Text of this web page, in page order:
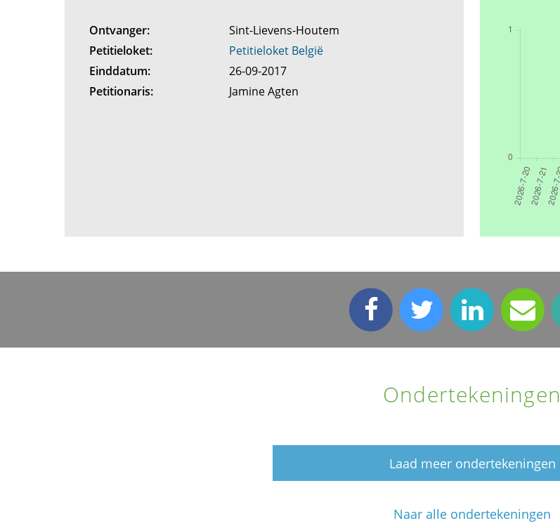
Ontvanger:
Sint-Lievens-Houtem
Petitieloket:
Petitieloket België
Einddatum:
26-09-2017
Petitionaris:
Jamine Agten
Ondertekeningen
Laad meer ondertekeningen
Naar alle ondertekeningen